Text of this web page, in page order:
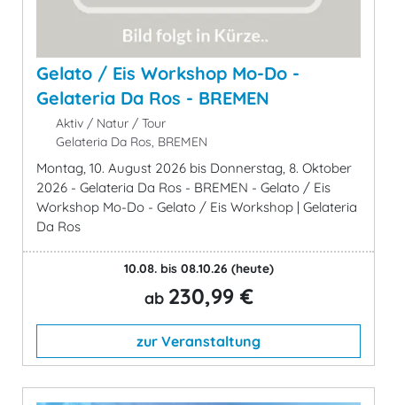
Gelato / Eis Workshop Mo-Do -
Gelateria Da Ros - BREMEN
Aktiv / Natur / Tour
Gelateria Da Ros, BREMEN
Montag, 10. August 2026 bis Donnerstag, 8. Oktober
2026 - Gelateria Da Ros - BREMEN - Gelato / Eis
Workshop Mo-Do - Gelato / Eis Workshop | Gelateria
Da Ros
10.08. bis 08.10.26 (heute)
ab 230,99 €
zur Veranstaltung